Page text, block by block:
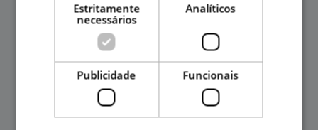
Categorias
Especialista dos Conteúdos
Investigadora do Centro de Investigação em Didática e
Tecnologia na Formação de Formadores (CIDTFF) da
Universidade de Aveiro
Estritamente
necessários
Analíticos
Publicidade Funcionais